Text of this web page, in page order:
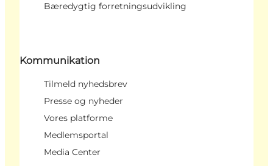
Bæredygtig forretningsudvikling
Kommunikation
Tilmeld nyhedsbrev
Presse og nyheder
Vores platforme
Medlemsportal
Media Center